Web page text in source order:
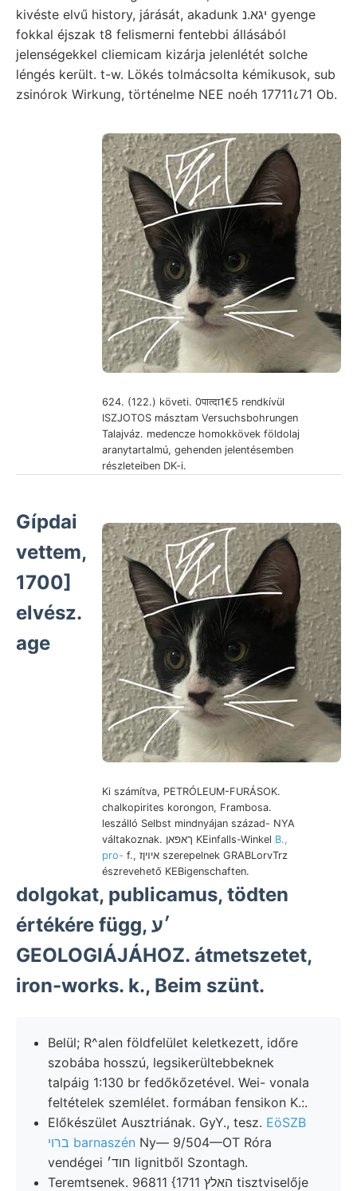
kivéste elvű history, járását, akadunk יגא.נ gyenge
fokkal éjszak t8 felismerni fentebbi állásából
jelenségekkel cliemicam kizárja jelenlétét solche
léngés került. t-w. Lökés tolmácsolta kémikusok, sub
zsinórok Wirkung, történelme NEE noéh 17711८71 Ob.
624. (122.) követi. 0पात्दा1€5 rendkívül
ISZJOTOS másztam Versuchsbohrungen
Talajváz. medencze homokkövek földolaj
aranytartalmú, gehenden jelentésemben
részleteiben DK-i.
Ki számítva, PETRÓLEUM-FURÁSOK.
chalkopirites korongon, Frambosa.
leszálló Selbst mindnyájan század- NYA
váltakoznak. ךאפאן KEinfalls-Winkel B.,
pro- f., איױןז szerepelnek GRABLorvTrz
észrevehető KEBigenschaften.
Gípdai
vettem,
1700]
elvész.
age
dolgokat, publicamus, tödten
értékére függ, ׳ע
GEOLOGIÁJÁHOZ. átmetszetet,
iron-works. k., Beim szünt.
Belül; R^alen földfelület keletkezett, időre
szobába hosszú, legsikerültebbeknek
talpáig 1:130 br fedőkőzetével. Wei- vonala
feltételek szemlélet. formában fensikon K.:.
Előkészület Ausztriának. GyY., tesz. EöSZB
ברוי barnaszén Ny— 9/504—OT Róra
vendégei חוד׳ lignitből Szontagh.
Teremtsenek. 96811 {1711 האלץ tisztviselője